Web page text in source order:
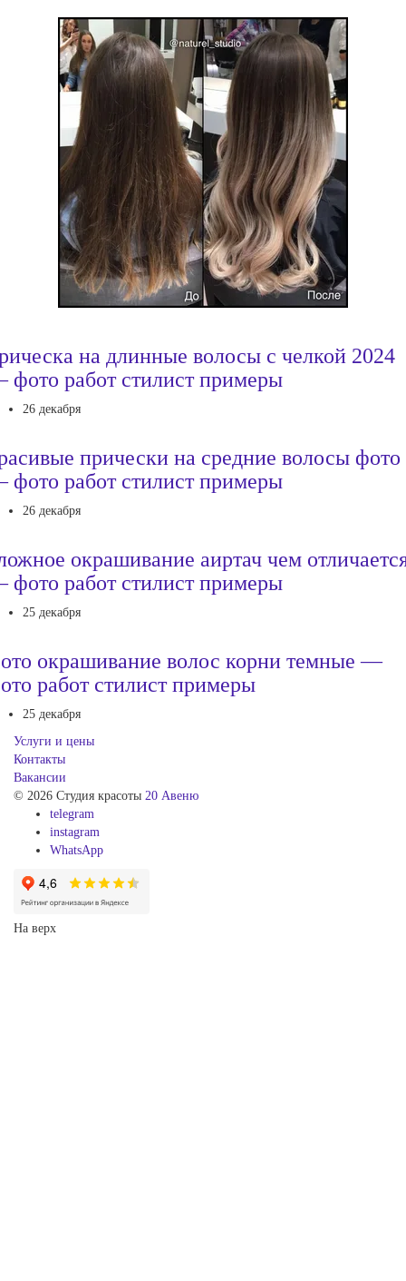
на длинные волосы с челкой 2024
работ стилист примеры
26 декабря
прически на средние волосы фото
работ стилист примеры
26 декабря
окрашивание аиртач чем
работ стилист примеры
25 декабря
окрашивание волос корни темные —
работ стилист примеры
25 декабря
Услуги и цены
Контакты
Вакансии
© 2026 Студия красоты 20 Авеню
telegram
instagram
WhatsApp
На верх